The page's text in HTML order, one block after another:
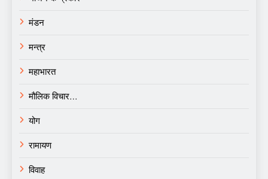
मंडन
मन्त्र
महाभारत
मौलिक विचार…
योग
रामायण
विवाह